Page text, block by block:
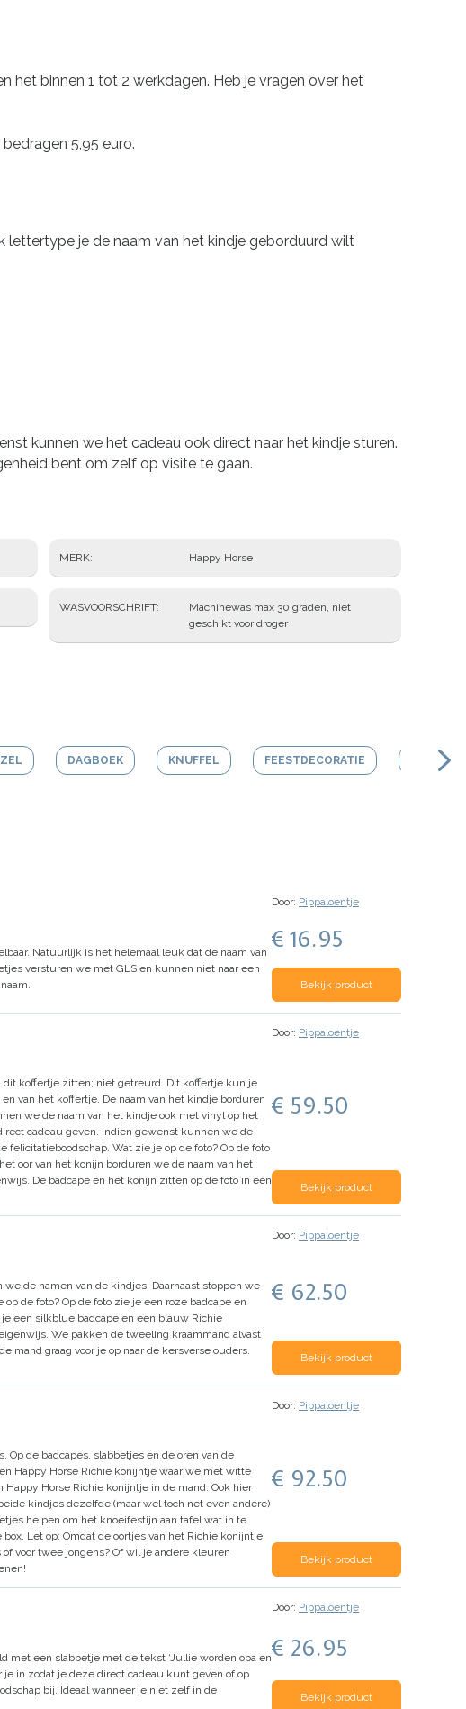
het binnen 1 tot 2 werkdagen. Heb je vragen over het
5,95 euro.
lettertype je de naam van het kindje geborduurd wilt
kunnen we het cadeau ook direct naar het kindje sturen.
bent om zelf op visite te gaan.
MERK Happy Horse
WASVOORSCHRIFT
Machinewas max 30 graden, niet
geschikt voor droger
DAGBOEK KNUFFEL FEESTDECORATIE
Natuurlijk is het helemaal leuk dat de naam van
versturen we met GLS en kunnen niet naar een
Door: Pippaloentje
€ 16.95
Bekijk product
koffertje zitten; niet getreurd. Dit koffertje kun je
van het koffertje. De naam van het kindje borduren
we de naam van het kindje ook met vinyl op het
cadeau geven. Indien gewenst kunnen we de
felicitatieboodschap. Wat zie je op de foto? Op de foto
oor van het konijn borduren we de naam van het
De badcape en het konijn zitten op de foto in een
Door: Pippaloentje
€ 59.50
Bekijk product
we de namen van de kindjes. Daarnaast stoppen we
op de foto? Op de foto zie je een roze badcape en
een silkblue badcape en een blauw Richie
We pakken de tweeling kraammand alvast
mand graag voor je op naar de kersverse ouders.
Door: Pippaloentje
€ 62.50
Bekijk product
de badcapes, slabbetjes en de oren van de
Happy Horse Richie konijntje waar we met witte
Horse Richie konijntje in de mand. Ook hier
kindjes dezelfde (maar wel toch net even andere)
helpen om het knoeifestijn aan tafel wat in te
box. Let op: Omdat de oortjes van het Richie konijntje
voor twee jongens? Of wil je andere kleuren
Door: Pippaloentje
€ 92.50
Bekijk product
met een slabbetje met de tekst ‘Jullie worden opa en
in zodat je deze direct cadeau kunt geven of op
bij. Ideaal wanneer je niet zelf in de
Door: Pippaloentje
€ 26.95
Bekijk product